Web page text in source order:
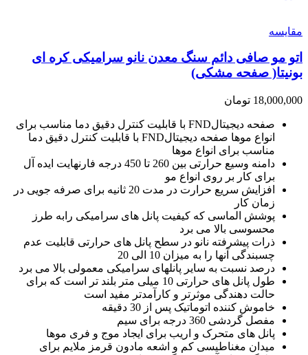
مقايسه
اتو مو صافی دائم سنگ معدن نانو سرامیکی کره ای
بونیتا( صفحه مشکی)
18,000,000 تومان
صفحه دیجیتالFND با قابلیت کنترل دقیق دما مناسب برای
انواع موها صفحه دیجیتالFND با قابلیت کنترل دقیق دما
مناسب برای انواع موها
دامنه وسیع حرارتی بین 260 تا 450 درجه فارنهایت ایده آل
برای کار بر روی انواع مو
افزایش سریع حرارت در مدت 20 ثانیه برای صرفه جویی در
زمان کار
پوشش الماسی که کیفیت پانل های سرامیکی رابه طرز
محسوسی بالا می برد
ذرات پیشرفته نانو در سطح پانل های حرارتی قابلیت عدم
چسبندگی آنها را به میزان 10 الی 20
درصد نسبت به سایر پانلهای سرامیکی معمولی بالا می برد
طول پانل های حرارتی 10 میلی متر بلند تر است که برای
حالت دهندگی موثرتر و کارآمدتر مفید است
خاموش کننده اتوماتیک پس از 30 دقیقه
مفصل گردشی 360 درجه برای سیم
پانل های متحرک و اریب برای ایجاد موج و فری موها
میدان مغناطیسی کم و اشعه مادون قرمز ملایم برای